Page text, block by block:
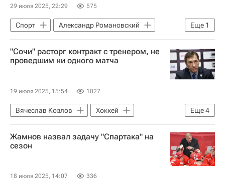
29 июля 2025, 22:29 575
Еще 1
Спорт
Александр Романовский
Дартс
"Сочи" расторг контракт с тренером, не
проведшим ни одного матча
19 июля 2025, 15:54 1027
Еще4
Вячеслав Козлов
Хоккей
КХЛ 2025-2026
Сергей Зубов
Александр Савченков
Спорт
Жамнов назвал задачу "Спартака" на
сезон
18 июля 2025, 14:07 336